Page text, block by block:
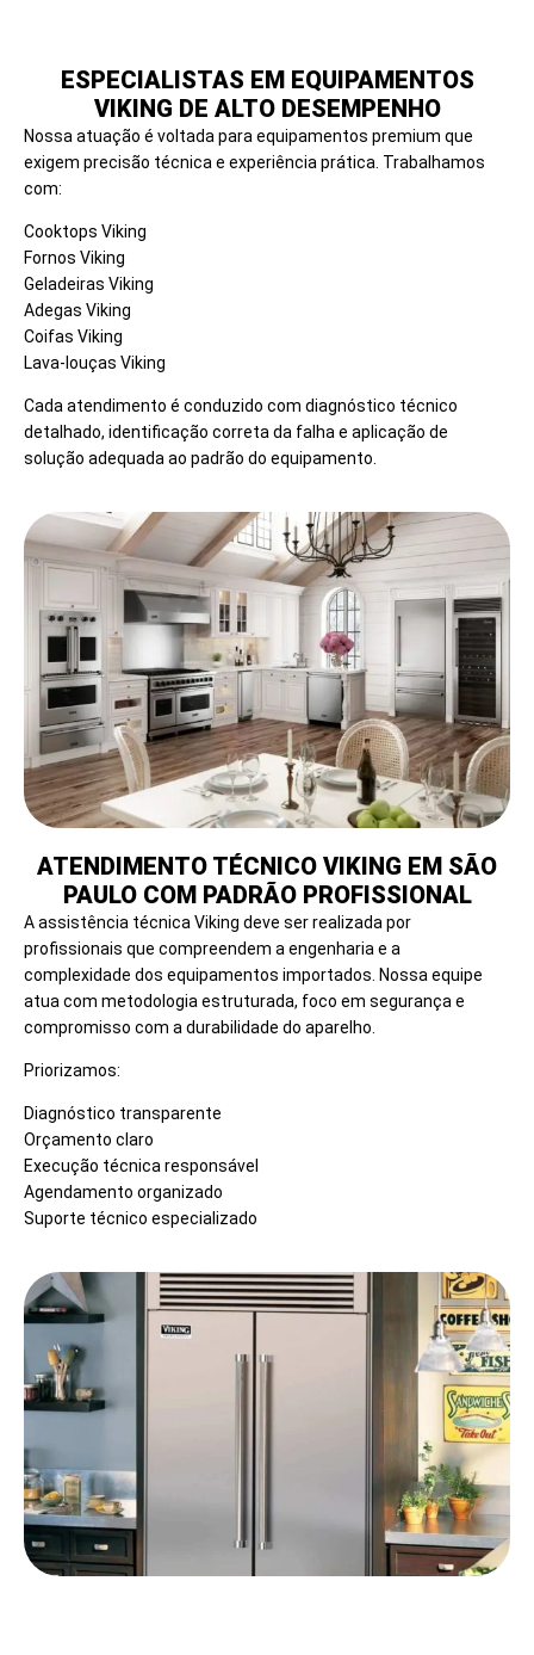
ESPECIALISTAS EM EQUIPAMENTOS
VIKING DE ALTO DESEMPENHO
Nossa atuação é voltada para equipamentos premium que
exigem precisão técnica e experiência prática. Trabalhamos
com:
Cooktops Viking
Fornos Viking
Geladeiras Viking
Adegas Viking
Coifas Viking
Lava-louças Viking
Cada atendimento é conduzido com diagnóstico técnico
detalhado, identificação correta da falha e aplicação de
solução adequada ao padrão do equipamento.
ATENDIMENTO TÉCNICO VIKING EM SÃO
PAULO COM PADRÃO PROFISSIONAL
A assistência técnica Viking deve ser realizada por
profissionais que compreendem a engenharia e a
complexidade dos equipamentos importados. Nossa equipe
atua com metodologia estruturada, foco em segurança e
compromisso com a durabilidade do aparelho.
Priorizamos:
Diagnóstico transparente
Orçamento claro
Execução técnica responsável
Agendamento organizado
Suporte técnico especializado